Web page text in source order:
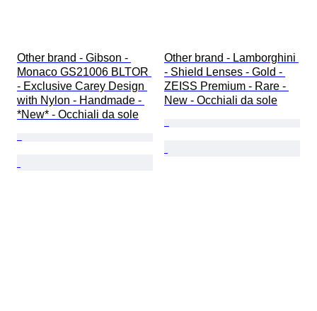
Other brand - Gibson -
Monaco GS21006 BLTOR
- Exclusive Carey Design
with Nylon - Handmade -
*New* - Occhiali da sole
Other brand - Lamborghini
- Shield Lenses - Gold -
ZEISS Premium - Rare -
New - Occhiali da sole